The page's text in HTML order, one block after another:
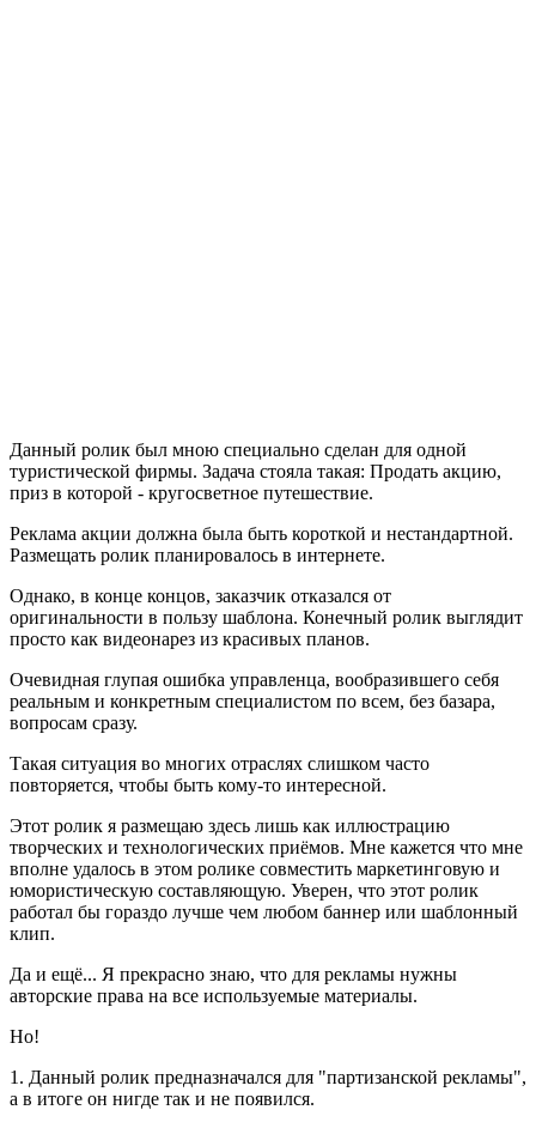
Данный ролик был мною специально сделан для одной
туристической фирмы. Задача стояла такая: Продать акцию,
приз в которой - кругосветное путешествие.
Реклама акции должна была быть короткой и нестандартной.
Размещать ролик планировалось в интернете.
Однако, в конце концов, заказчик отказался от
оригинальности в пользу шаблона. Конечный ролик выглядит
просто как видеонарез из красивых планов.
Очевидная глупая ошибка управленца, вообразившего себя
реальным и конкретным специалистом по всем, без базара,
вопросам сразу.
Такая ситуация во многих отраслях слишком часто
повторяется, чтобы быть кому-то интересной.
Этот ролик я размещаю здесь лишь как иллюстрацию
творческих и технологических приёмов. Мне кажется что мне
вполне удалось в этом ролике совместить маркетинговую и
юмористическую составляющую. Уверен, что этот ролик
работал бы гораздо лучше чем любом баннер или шаблонный
клип.
Да и ещё... Я прекрасно знаю, что для рекламы нужны
авторские права на все используемые материалы.
Но!
1. Данный ролик предназначался для "партизанской рекламы",
а в итоге он нигде так и не появился.